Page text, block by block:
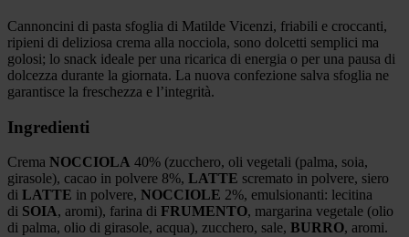
Cannoncini di pasta sfoglia di Matilde Vicenzi, friabili e croccanti,
ripieni di deliziosa crema alla nocciola, sono dolcetti semplici ma
golosi; lo snack ideale per una ricarica di energia o per una pausa di
dolcezza durante la giornata. La nuova confezione salva sfoglia ne
garantisce la freschezza e l’integrità.
Ingredienti
Crema NOCCIOLA 40% (zucchero, oli vegetali (palma, soia,
girasole), cacao in polvere 8%, LATTE scremato in polvere, siero
di LATTE in polvere, NOCCIOLE 2%, emulsionanti: lecitina
di SOIA, aromi), farina di FRUMENTO, margarina vegetale (olio
di palma, olio di girasole, acqua), zucchero, sale, BURRO, aromi.